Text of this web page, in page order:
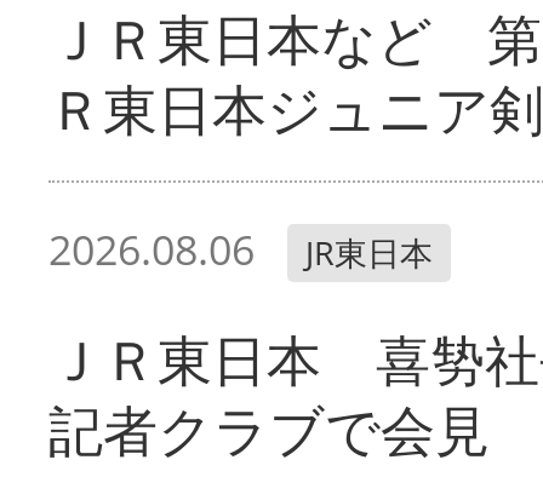
ＪＲ東日本など
Ｒ東日本ジュニア
2026.08.06 JR東日本
ＪＲ東日本 喜㔟
記者クラブで会見